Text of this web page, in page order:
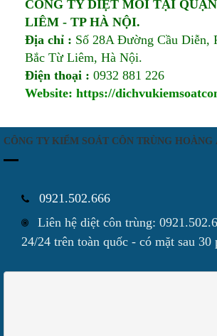
CÔNG TY DIỆT MỐI TẠI
LIÊM - TP HÀ NỘI.
Địa chỉ : Số 28A Đường Cầu Diễn,
Bắc Từ Liêm, Hà Nội.
Điện thoại : 0932 881 226
Website: https://
CÔNG TY KIỂM SOÁT CÔN TRÙNG HOÀNG
0921.502.666
Liên hệ diệt côn trùng:
24/24 trên toàn quốc - có mặt sau 30